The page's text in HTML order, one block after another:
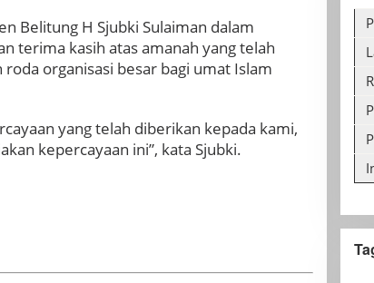
Belitung H Sjubki Sulaiman dalam
terima kasih atas amanah yang telah
organisasi besar bagi umat Islam
yang telah diberikan kepada kami,
kepercayaan ini”, kata Sjubki.